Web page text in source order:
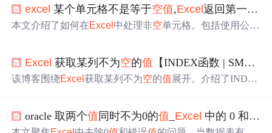
及内置函数对空值的处理。VBA中“空值”与变量类型相
关，介绍了不同类型变量默认空值及判断函数。
excel 某个单元格不是等于空值,Excel返回第一个与所有非
本文介绍了如何在Excel 中处理非空单元格。包括使用公式
数量，以及如何快速将空单元格替换为0。通过实例演示了
具体操作步骤，适用于Excel2016版本。
Excel 获取某列不为空的值 【INDEX函数 | SMALL函数或 LARGE函数 | ROW函数 | ISBLANK 函数】
该博客围绕Excel获取某列不为空的值展开。介绍了INDE
的公式及使用示例，还给出了相关参考资料。
oracle 取两个值 同时不为0的值 Excel 中的 0 和错误